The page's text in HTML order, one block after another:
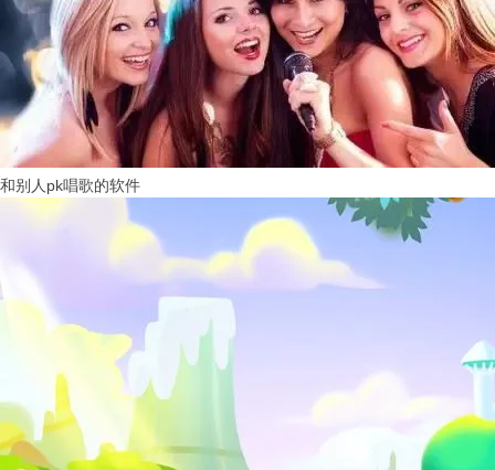
和别人pk唱歌的软件